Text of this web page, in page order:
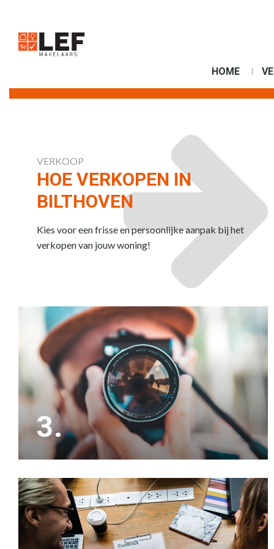
HOME
VERKOOP
HOE VERKOPEN IN
BILTHOVEN
Kies voor een frisse en persoonlijke aanpak bij het
verkopen van jouw woning!
Het is slim om ons eerst jouw woning op waarde
te laten schatten, waarna wij zorgen voor
professionele beeldmateriaal om de verkoop te
3.